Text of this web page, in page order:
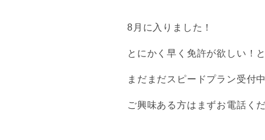
8月に入りました！
とにかく早く免許が欲しい！
まだまだスピードプラン受付
ご興味ある方はまずお電話くだ